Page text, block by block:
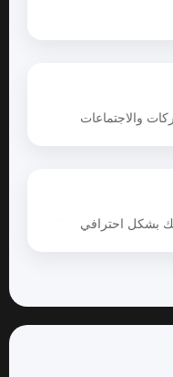
والاجتماعات
بشكل احترافي